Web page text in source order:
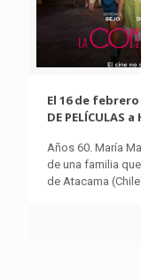
El 16 de
DE PELÍCULAS
Años 60. María
de una familia
de Atacama